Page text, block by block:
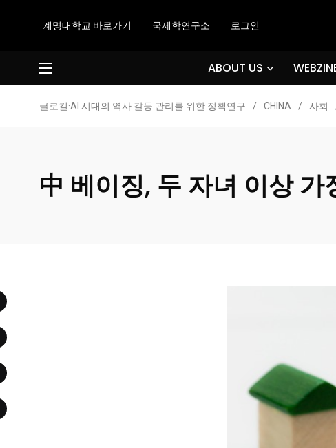
계명대학교 바로가기 국제학연구소 로그인
ABOUT US
글로컬·AI 시대의 역사 갈등 관리를 위한 정책연구 / CHINA / 사회
中 베이징, 두 자녀 이상